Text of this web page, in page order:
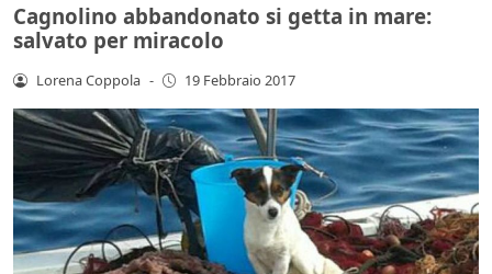
Cagnolino abbandonato si getta in mare:
salvato per miracolo
Lorena Coppola - 19 Febbraio 2017